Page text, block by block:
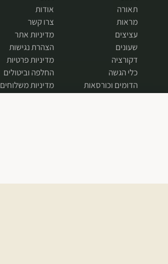
תאורה
מראות
עציצים
שעונים
דקורציה
כלי הגשה
הדומים וכורסאות
אודות
צרו קשר
מדיניות אתר
הצהרת נגישות
מדיניות פרטיות
החלפה וביטולים
מדיניות משלוחים